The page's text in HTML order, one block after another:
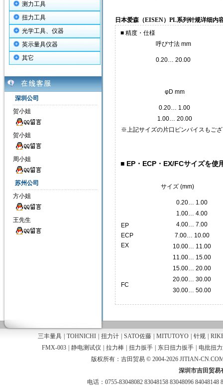
测力工具
扭力工具
光学工具、仪器
英示量具仪器
其它
深圳公司
贺小姐
贺小姐
周小姐
苏州公司
方小姐
王先生
日本爱森（EISEN）PL系列针规详细内
■ 精度・仕様
呼び寸法 mm
0.20… 20.00
φD mm
0.20… 1.00
1.00… 20.00
※上記サイズの片口ピンバイスもご
■ EP・ECP・EX/FCサイズを使
サイズ (mm)
EP
ECP
EX
0.20… 1.00
1.00… 4.00
4.00… 7.00
7.00… 10.00
10.00… 11.00
11.00… 15.00
15.00… 20.00
FC
20.00… 30.00
30.00… 50.00
三丰量具 TOHNICHI 扭力计 SATO佐藤 MITUTOYO 针规
FMX-003
静电测试仪 拉力棒 扭力扳手 东日扭力扳手
电批扭
版权所有：吉田贸易 © 2004-2026 JITIAN-
深圳市吉田贸易
电话：0755-83048082 83048158 83048096 84048148